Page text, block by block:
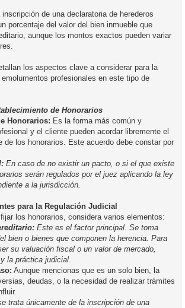
de una declaratoria de herederos
porcentaje del valor del bien inmueble que
aunque los montos exactos pueden variar
los aspectos clave a considerar para la
profesionales en este tipo de
de Honorarios
Honorarios: Es la forma más común y
y el cliente pueden acordar libremente el
de los honorarios. Este acuerdo debe constar por
En caso de no existir un pacto, o si el que existe
serán regulados por el juez aplicando la ley
a la jurisdicción.
para la Regulación Judicial
los honorarios, considera varios elementos:
Este es el factor principal. Se toma
bien o bienes que componen la herencia. Para
su valuación fiscal o un valor de mercado,
la práctica judicial.
Aunque mencionas que es un solo bien, la
deudas, o la necesidad de realizar trámites
trata únicamente de la inscripción de una